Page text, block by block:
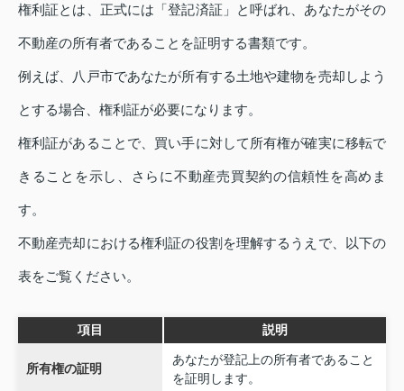
権利証とは、正式には「登記済証」と呼ばれ、あなたがその
不動産の所有者であることを証明する書類です。
例えば、八戸市であなたが所有する土地や建物を売却しよう
とする場合、権利証が必要になります。
権利証があることで、買い手に対して所有権が確実に移転で
きることを示し、さらに不動産売買契約の信頼性を高めま
す。
不動産売却における権利証の役割を理解するうえで、以下の
表をご覧ください。
項目 説明
所有権の証明
あなたが登記上の所有者であること
を証明します。